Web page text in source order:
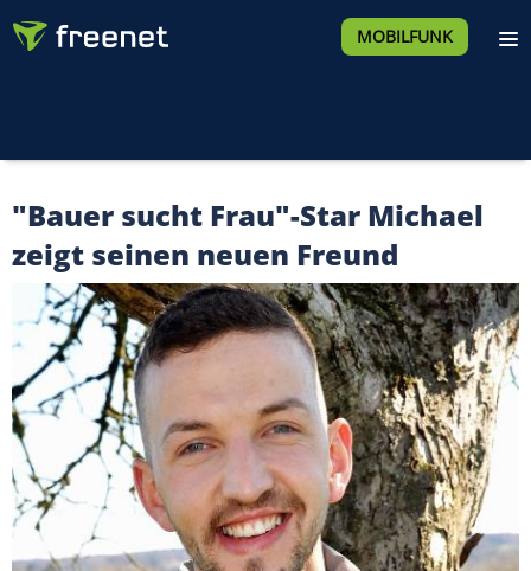
MOBILFUNK
"Bauer sucht Frau"-Star Michael
zeigt seinen neuen Freund